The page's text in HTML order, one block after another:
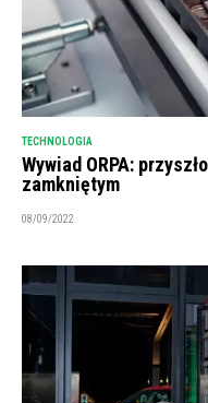
TECHNOLOGIA
Wywiad ORPA:
zamkniętym
08/09/2022